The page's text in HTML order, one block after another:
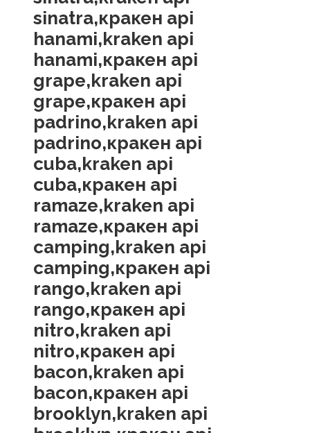
sinatra,кракен api
hanami,kraken api
hanami,кракен api
grape,kraken api
grape,кракен api
padrino,kraken api
padrino,кракен api
cuba,kraken api
cuba,кракен api
ramaze,kraken api
ramaze,кракен api
camping,kraken api
camping,кракен api
rango,kraken api
rango,кракен api
nitro,kraken api
nitro,кракен api
bacon,kraken api
bacon,кракен api
brooklyn,kraken api